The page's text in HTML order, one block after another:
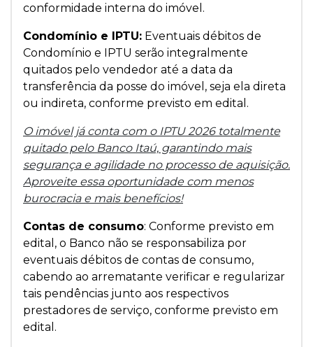
conformidade interna do imóvel.
Condomínio e IPTU: Eventuais débitos de
Condomínio e IPTU serão integralmente
quitados pelo vendedor até a data da
transferência da posse do imóvel, seja ela direta
ou indireta, conforme previsto em edital.
O imóvel já conta com o IPTU 2026 totalmente
quitado pelo Banco Itaú, garantindo mais
segurança e agilidade no processo de aquisição.
Aproveite essa oportunidade com menos
burocracia e mais benefícios!
Contas de consumo: Conforme previsto em
edital, o Banco não se responsabiliza por
eventuais débitos de contas de consumo,
cabendo ao arrematante verificar e regularizar
tais pendências junto aos respectivos
prestadores de serviço, conforme previsto em
edital.